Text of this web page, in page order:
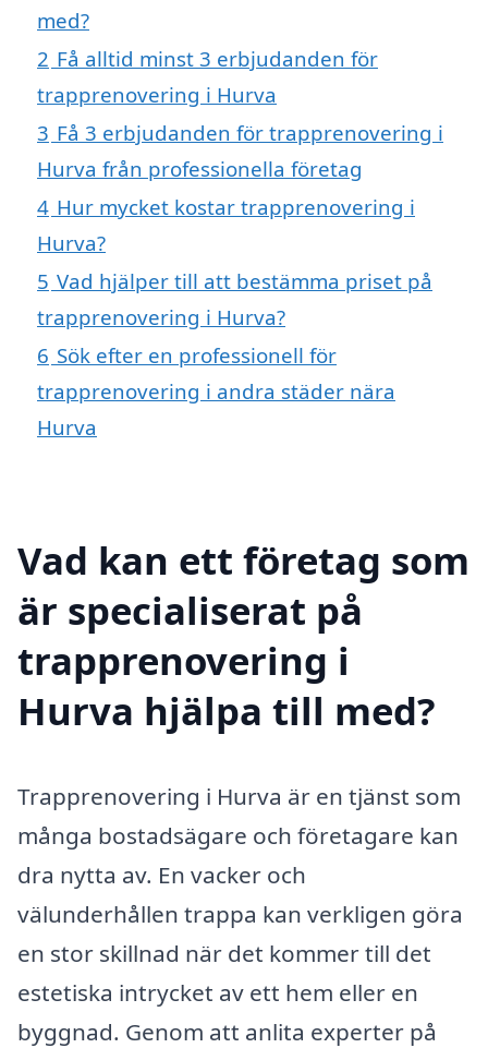
med?
2 Få alltid minst 3 erbjudanden för
trapprenovering i Hurva
3 Få 3 erbjudanden för trapprenovering i
Hurva från professionella företag
4 Hur mycket kostar trapprenovering i
Hurva?
5 Vad hjälper till att bestämma priset på
trapprenovering i Hurva?
6 Sök efter en professionell för
trapprenovering i andra städer nära
Hurva
Vad kan ett företag som
är specialiserat på
trapprenovering i
Hurva hjälpa till med?
Trapprenovering i Hurva är en tjänst som
många bostadsägare och företagare kan
dra nytta av. En vacker och
välunderhållen trappa kan verkligen göra
en stor skillnad när det kommer till det
estetiska intrycket av ett hem eller en
byggnad. Genom att anlita experter på